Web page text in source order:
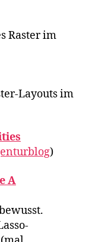
Raster im
Layouts im
)
A